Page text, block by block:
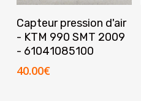
Lire La Suite
Capteur pression d'air
- KTM 990 SMT 2009
- 61041085100
40.00€